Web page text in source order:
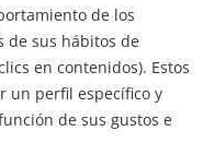
de los
de sus hábitos de
en contenidos). Estos
un perfil específico y
de sus gustos e